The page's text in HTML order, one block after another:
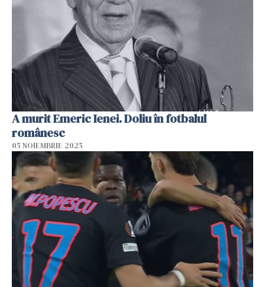
A murit Emeric Ienei. Doliu în fotbalul
românesc
05 NOIEMBRIE 2025